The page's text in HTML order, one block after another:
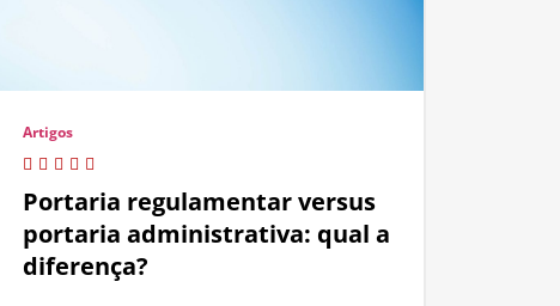
Artigos
Portaria regulamentar versus
portaria administrativa: qual a
diferença?